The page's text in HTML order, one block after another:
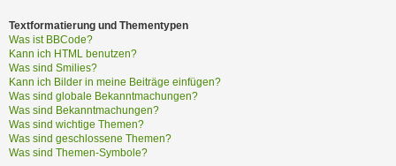
n
d
F
A
Q
Textformatierung und Thementypen
Was ist BBCode?
Kann ich HTML benutzen?
Was sind Smilies?
Kann ich Bilder in meine Beiträge einfügen?
Was sind globale Bekanntmachungen?
Was sind Bekanntmachungen?
Was sind wichtige Themen?
Was sind geschlossene Themen?
Was sind Themen-Symbole?